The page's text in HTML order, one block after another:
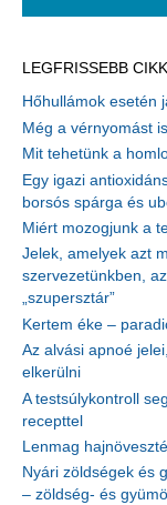
LEGFRISSEBB
Hőhullámok esetén
Még a vérnyomást
Mit tehetünk a
Egy igazi
borsós spárga és
Miért mozogjunk a
Jelek, amelyek azt
szervezetünkben,
„szupersztár”
Kertem éke –
Az alvási apnoé
elkerülni
A testsúlykontroll
recepttel
Lenmag
Nyári zöldségek és
– zöldség- és